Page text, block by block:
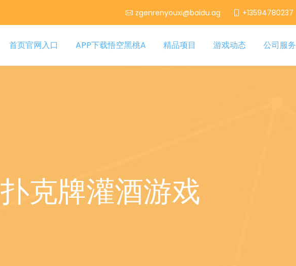
zgenrenyouxi@baidu.ag +13594780237
首页官网入口 APP下载悟空黑桃A 精品项目 游戏动态 公司服务
扑克牌灌酒游戏